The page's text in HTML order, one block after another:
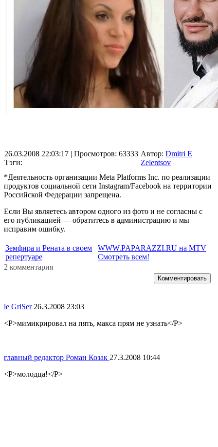
26.03.2008 22:03:17 | Просмотров: 63333
Тэги:
Автор: Dmitri E
Zelentsov
*Деятельность организации Meta Platforms Inc. по реализации
продуктов социальной сети Instagram/Facebook на территории
Российской Федерации запрещена.
Если Вы являетесь автором одного из фото и не согласны с
его публикацией — обратитесь в администрацию и мы
исправим ошибку.
Земфира и Рената в своем
репертуаре
WWW.PAPARAZZI.RU на MTV
Смотреть всем!
2 комментария
Комментировать
le GriSer 26.3.2008 23:03
<P>мимикрировал на пять, макса прям не узнать</P>
главный редактор Роман Козак 27.3.2008 10:44
<P>молодца!</P>